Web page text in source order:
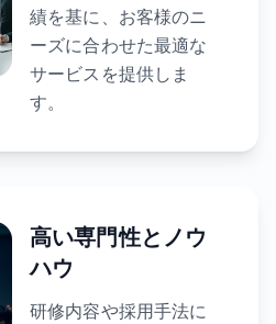
績を基に、お客様のニ
ーズに合わせた最適な
サービスを提供しま
す。
高い専門性とノウ
ハウ
研修内容や採用手法に